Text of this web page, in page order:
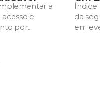
a
e
por...
Índice
da
em